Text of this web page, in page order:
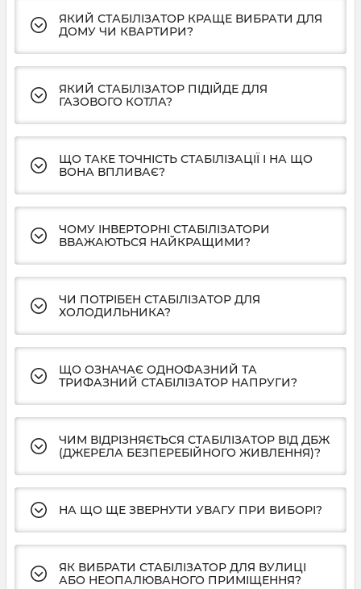
ЯКИЙ СТАБІЛІЗАТОР КРАЩЕ ВИБРАТИ ДЛЯ
ДОМУ ЧИ КВАРТИРИ?
ЯКИЙ СТАБІЛІЗАТОР ПІДІЙДЕ ДЛЯ
ГАЗОВОГО КОТЛА?
ЩО ТАКЕ ТОЧНІСТЬ СТАБІЛІЗАЦІЇ І НА ЩО
ВОНА ВПЛИВАЄ?
ЧОМУ ІНВЕРТОРНІ СТАБІЛІЗАТОРИ
ВВАЖАЮТЬСЯ НАЙКРАЩИМИ?
ЧИ ПОТРІБЕН СТАБІЛІЗАТОР ДЛЯ
ХОЛОДИЛЬНИКА?
ЩО ОЗНАЧАЄ ОДНОФАЗНИЙ ТА
ТРИФАЗНИЙ СТАБІЛІЗАТОР НАПРУГИ?
ЧИМ ВІДРІЗНЯЄТЬСЯ СТАБІЛІЗАТОР ВІД ДБЖ
(ДЖЕРЕЛА БЕЗПЕРЕБІЙНОГО ЖИВЛЕННЯ)?
НА ЩО ЩЕ ЗВЕРНУТИ УВАГУ ПРИ ВИБОРІ?
ЯК ВИБРАТИ СТАБІЛІЗАТОР ДЛЯ ВУЛИЦІ
АБО НЕОПАЛЮВАНОГО ПРИМІЩЕННЯ?